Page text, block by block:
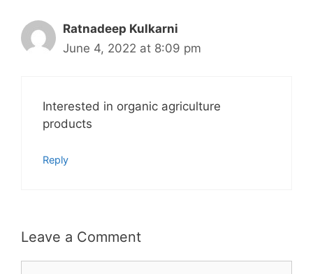
Ratnadeep Kulkarni
June 4, 2022 at 8:09 pm
Interested in organic agriculture
products
Reply
Leave a Comment